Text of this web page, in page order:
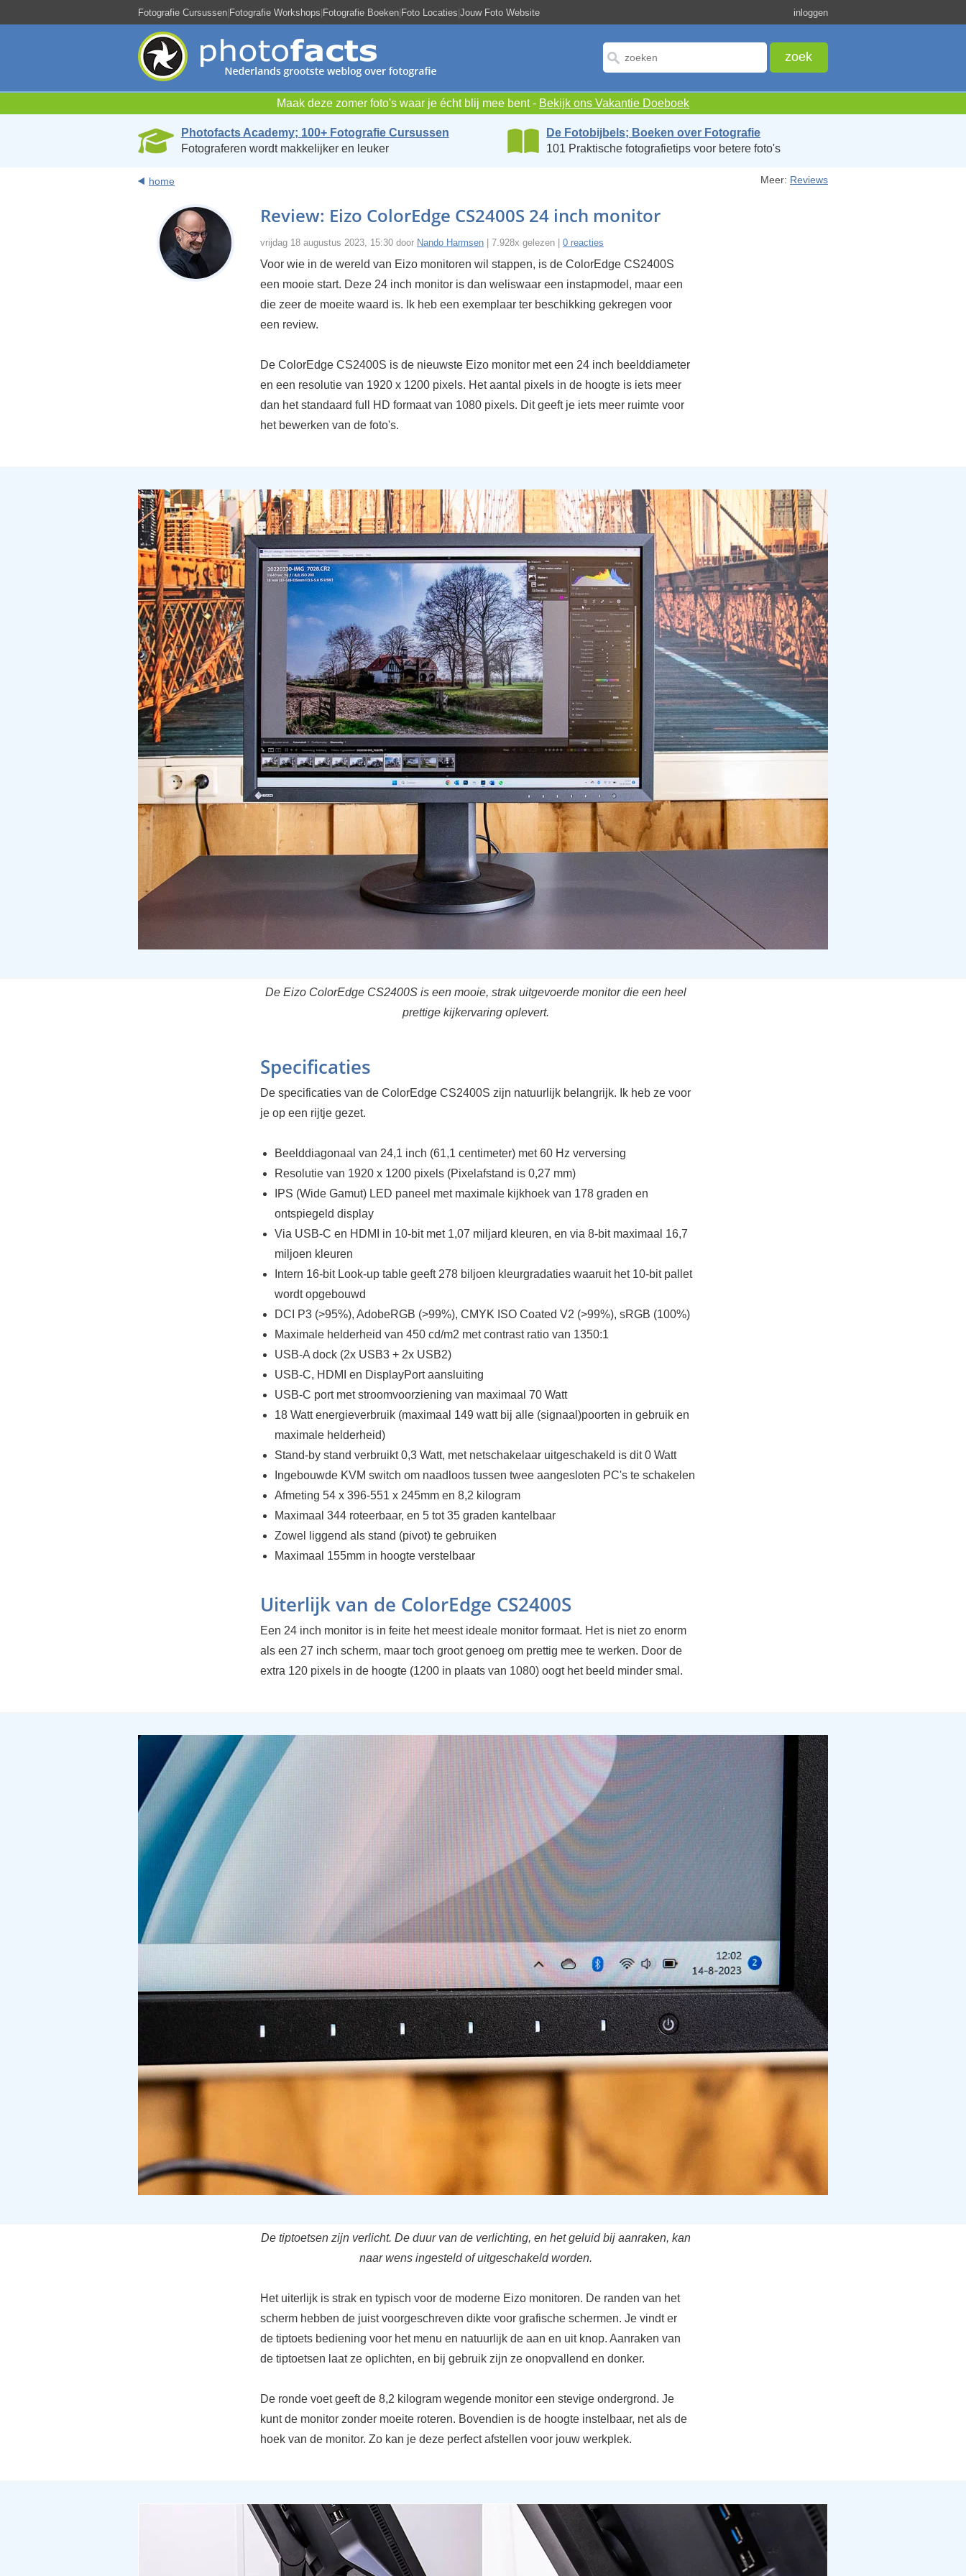
Fotografie Cursussen|Fotografie Workshops|Fotografie Boeken|Foto Locaties|Jouw Foto Website inloggen
Maak deze zomer foto's waar je écht blij mee bent - Bekijk ons Vakantie Doeboek
Photofacts Academy; 100+ Fotografie Cursussen
Fotograferen wordt makkelijker en leuker
De Fotobijbels; Boeken over Fotografie
101 Praktische fotografietips voor betere foto's
home Meer: Reviews
Review: Eizo ColorEdge CS2400S 24 inch monitor
vrijdag 18 augustus 2023, 15:30 door Nando Harmsen | 7.928x gelezen | 0 reacties
Voor wie in de wereld van Eizo monitoren wil stappen, is de ColorEdge CS2400S
een mooie start. Deze 24 inch monitor is dan weliswaar een instapmodel, maar een
die zeer de moeite waard is. Ik heb een exemplaar ter beschikking gekregen voor
een review.
De ColorEdge CS2400S is de nieuwste Eizo monitor met een 24 inch beelddiameter
en een resolutie van 1920 x 1200 pixels. Het aantal pixels in de hoogte is iets meer
dan het standaard full HD formaat van 1080 pixels. Dit geeft je iets meer ruimte voor
het bewerken van de foto's.
De Eizo ColorEdge CS2400S is een mooie, strak uitgevoerde monitor die een heel
prettige kijkervaring oplevert.
Specificaties
De specificaties van de ColorEdge CS2400S zijn natuurlijk belangrijk. Ik heb ze voor
je op een rijtje gezet.
Beelddiagonaal van 24,1 inch (61,1 centimeter) met 60 Hz verversing
Resolutie van 1920 x 1200 pixels (Pixelafstand is 0,27 mm)
IPS (Wide Gamut) LED paneel met maximale kijkhoek van 178 graden en
ontspiegeld display
Via USB-C en HDMI in 10-bit met 1,07 miljard kleuren, en via 8-bit maximaal 16,7
miljoen kleuren
Intern 16-bit Look-up table geeft 278 biljoen kleurgradaties waaruit het 10-bit pallet
wordt opgebouwd
DCI P3 (>95%), AdobeRGB (>99%), CMYK ISO Coated V2 (>99%), sRGB (100%)
Maximale helderheid van 450 cd/m2 met contrast ratio van 1350:1
USB-A dock (2x USB3 + 2x USB2)
USB-C, HDMI en DisplayPort aansluiting
USB-C port met stroomvoorziening van maximaal 70 Watt
18 Watt energieverbruik (maximaal 149 watt bij alle (signaal)poorten in gebruik en
maximale helderheid)
Stand-by stand verbruikt 0,3 Watt, met netschakelaar uitgeschakeld is dit 0 Watt
Ingebouwde KVM switch om naadloos tussen twee aangesloten PC's te schakelen
Afmeting 54 x 396-551 x 245mm en 8,2 kilogram
Maximaal 344 roteerbaar, en 5 tot 35 graden kantelbaar
Zowel liggend als stand (pivot) te gebruiken
Maximaal 155mm in hoogte verstelbaar
Uiterlijk van de ColorEdge CS2400S
Een 24 inch monitor is in feite het meest ideale monitor formaat. Het is niet zo enorm
als een 27 inch scherm, maar toch groot genoeg om prettig mee te werken. Door de
extra 120 pixels in de hoogte (1200 in plaats van 1080) oogt het beeld minder smal.
De tiptoetsen zijn verlicht. De duur van de verlichting, en het geluid bij aanraken, kan
naar wens ingesteld of uitgeschakeld worden.
Het uiterlijk is strak en typisch voor de moderne Eizo monitoren. De randen van het
scherm hebben de juist voorgeschreven dikte voor grafische schermen. Je vindt er
de tiptoets bediening voor het menu en natuurlijk de aan en uit knop. Aanraken van
de tiptoetsen laat ze oplichten, en bij gebruik zijn ze onopvallend en donker.
De ronde voet geeft de 8,2 kilogram wegende monitor een stevige ondergrond. Je
kunt de monitor zonder moeite roteren. Bovendien is de hoogte instelbaar, net als de
hoek van de monitor. Zo kan je deze perfect afstellen voor jouw werkplek.